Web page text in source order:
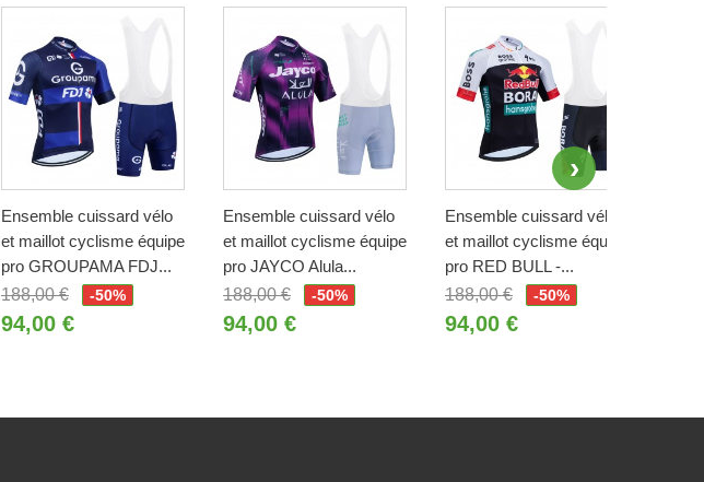
Ensemble cuissard vélo
et maillot cyclisme équipe
pro GROUPAMA FDJ...
188,00 €
-50%
94,00 €
Ensemble cuissard vélo
et maillot cyclisme équipe
pro JAYCO Alula...
188,00 €
-50%
94,00 €
Ensemble cuissard vélo
et maillot cyclisme équipe
pro RED BULL -...
188,00 €
-50%
94,00 €